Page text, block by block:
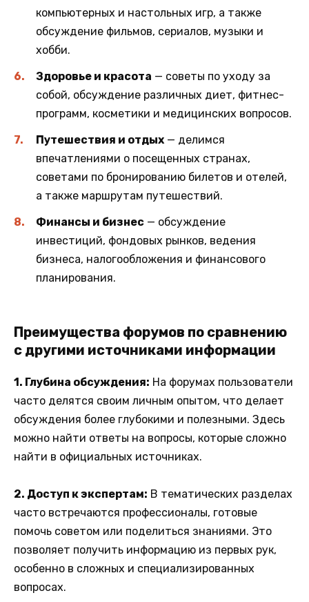
компьютерных и настольных игр, а также
обсуждение фильмов, сериалов, музыки и
хобби.
Здоровье и красота — советы по уходу за
собой, обсуждение различных диет, фитнес-
программ, косметики и медицинских вопросов.
Путешествия и отдых — делимся
впечатлениями о посещенных странах,
советами по бронированию билетов и отелей,
а также маршрутам путешествий.
Финансы и бизнес — обсуждение
инвестиций, фондовых рынков, ведения
бизнеса, налогообложения и финансового
планирования.
Преимущества форумов по сравнению
с другими источниками информации
1. Глубина обсуждения: На форумах пользователи
часто делятся своим личным опытом, что делает
обсуждения более глубокими и полезными. Здесь
можно найти ответы на вопросы, которые сложно
найти в официальных источниках.
2. Доступ к экспертам: В тематических разделах
часто встречаются профессионалы, готовые
помочь советом или поделиться знаниями. Это
позволяет получить информацию из первых рук,
особенно в сложных и специализированных
вопросах.